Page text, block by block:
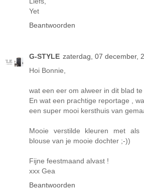
Yet
Beantwoorden
G-STYLE zaterdag, 07 december,
Hoi Bonnie,
wat een eer om alweer in dit blad te
En wat een prachtige reportage ,
een super mooi kersthuis van
Mooie verstilde kleuren met als
blouse van je mooie dochter ;-))
Fijne feestmaand alvast !
xxx Gea
Beantwoorden